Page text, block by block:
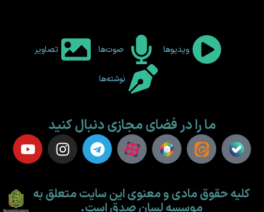
ویدیوها صوت‌ها تصاویر
نوشته‌ها
ما را در فضای مجازی دنبال کنید
کلیه حقوق مادی و معنوی این سایت متعلق به